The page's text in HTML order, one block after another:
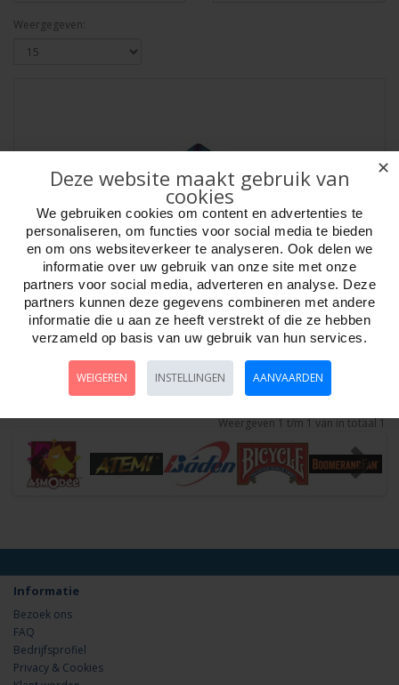
Weergegeven:
Vlieger Galaxy 310x130 Carbon stok.Knoop
Artikelnr:582099
Vlieger Galaxy Afmeting 310x130 Carbon stokkenKnoop Kites..
Weergeven 1 t/m 1 van in totaal 1
Informatie
Bezoek ons
FAQ
Bedrijfsprofiel
Privacy & Cookies
✕
Deze website maakt gebruik van
cookies
We gebruiken cookies om content en advertenties te
personaliseren, om functies voor social media te bieden
en om ons websiteverkeer te analyseren. Ook delen we
informatie over uw gebruik van onze site met onze
partners voor social media, adverteren en analyse. Deze
partners kunnen deze gegevens combineren met andere
informatie die u aan ze heeft verstrekt of die ze hebben
verzameld op basis van uw gebruik van hun services.
WEIGEREN INSTELLINGEN AANVAARDEN